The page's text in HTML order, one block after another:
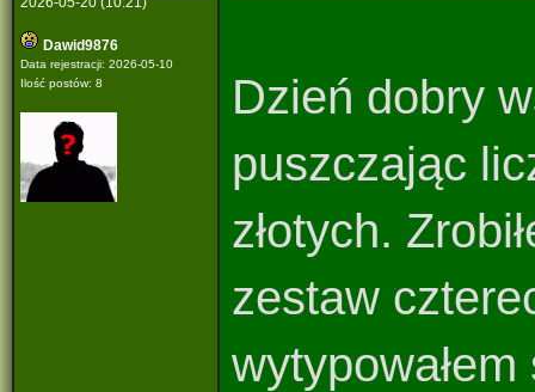
Dawid9876
Data rejestracji: 2026-05-10
Ilość postów: 8
Dzień dobry
puszczając
złotych.
zestaw